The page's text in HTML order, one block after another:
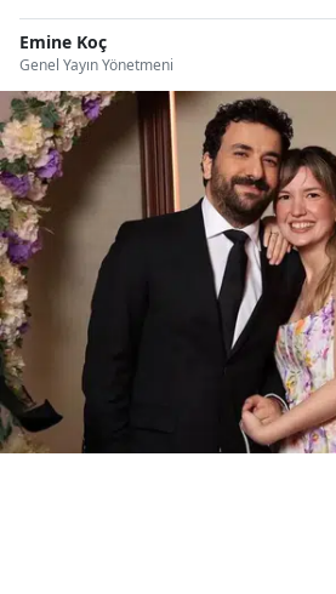
Bolu
Bursa
Çanakkale
Çankırı
Çorum
Denizli
Diyarbakır
Edirne
Elazığ
Emine Koç
Genel Yayın Yönetmeni